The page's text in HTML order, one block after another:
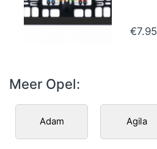
€7.95
Meer Opel:
Adam Agila